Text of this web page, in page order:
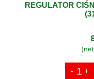
REGULATOR